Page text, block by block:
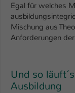
Egal für welches
Mischung aus
Anforderungen
Und so
Ausbildung